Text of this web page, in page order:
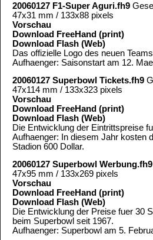
20060127 F1-Super Aguri.fh9
47x31 mm / 133x88 pixels
Vorschau
Download FreeHand (print)
Download Flash (Web)
Das offizielle Logo des neuen
Aufhaenger: Saisonstart am 12.
20060127 Superbowl Tickets.fh9
47x114 mm / 133x323 pixels
Vorschau
Download FreeHand (print)
Download Flash (Web)
Die Entwicklung der Eintrittspreise
Aufhaenger: In diesem Jahr kosten
Stadion 600 Dollar.
20060127 Superbowl Werbung.fh9
47x95 mm / 133x269 pixels
Vorschau
Download FreeHand (print)
Download Flash (Web)
Die Entwicklung der Preise fuer 30
beim Superbowl seit 1967.
Aufhaenger: Superbowl am 5.